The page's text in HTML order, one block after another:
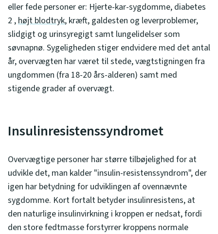
eller fede personer er: Hjerte-kar-sygdomme, diabetes
2 , højt blodtryk, kræft, galdesten og leverproblemer,
slidgigt og urinsyregigt samt lungelidelser som
søvnapnø. Sygeligheden stiger endvidere med det antal
år, overvægten har været til stede, vægtstigningen fra
ungdommen (fra 18-20 års-alderen) samt med
stigende grader af overvægt.
Insulinresistenssyndromet
Overvægtige personer har større tilbøjelighed for at
udvikle det, man kalder "insulin-resistenssyndrom", der
igen har betydning for udviklingen af ovennævnte
sygdomme. Kort fortalt betyder insulinresistens, at
den naturlige insulinvirkning i kroppen er nedsat, fordi
den store fedtmasse forstyrrer kroppens normale